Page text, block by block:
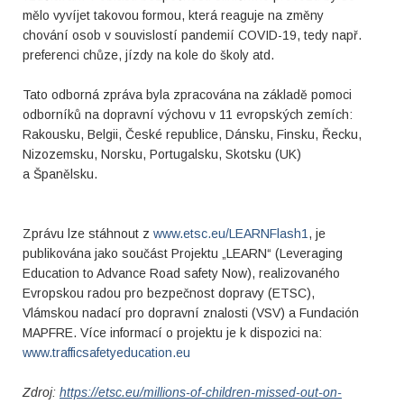
mělo vyvíjet takovou formou, která reaguje na změny
chování osob v souvislostí pandemií COVID-19, tedy např.
preferenci chůze, jízdy na kole do školy atd.
Tato odborná zpráva byla zpracována na základě pomoci
odborníků na dopravní výchovu v 11 evropských zemích:
Rakousku, Belgii, České republice, Dánsku, Finsku, Řecku,
Nizozemsku, Norsku, Portugalsku, Skotsku (UK)
a Španělsku.
Zprávu lze stáhnout z www.etsc.eu/LEARNFlash1 , je
publikována jako součást Projektu „LEARN“ (Leveraging
Education to Advance Road safety Now), realizovaného
Evropskou radou pro bezpečnost dopravy (ETSC),
Vlámskou nadací pro dopravní znalosti (VSV) a Fundación
MAPFRE. Více informací o projektu je k dispozici na:
www.trafficsafetyeducation.eu
Zdroj: https://etsc.eu/millions-of-children-missed-out-on-